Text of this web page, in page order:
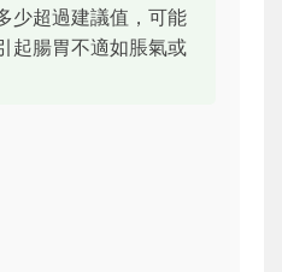
少超過建議值，可能
起腸胃不適如脹氣或